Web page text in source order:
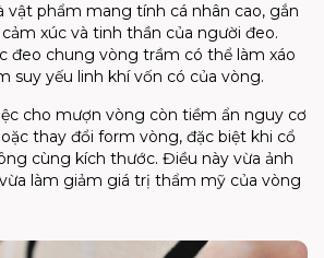
vật phẩm mang tính cá nhân cao, gắn
xúc và tinh thần của người đeo.
đeo chung vòng trầm có thể làm xáo
suy yếu linh khí vốn có của vòng.
cho mượn vòng còn tiềm ẩn nguy cơ
thay đổi form vòng, đặc biệt khi cổ
cùng kích thước. Điều này vừa ảnh
làm giảm giá trị thẩm mỹ của vòng